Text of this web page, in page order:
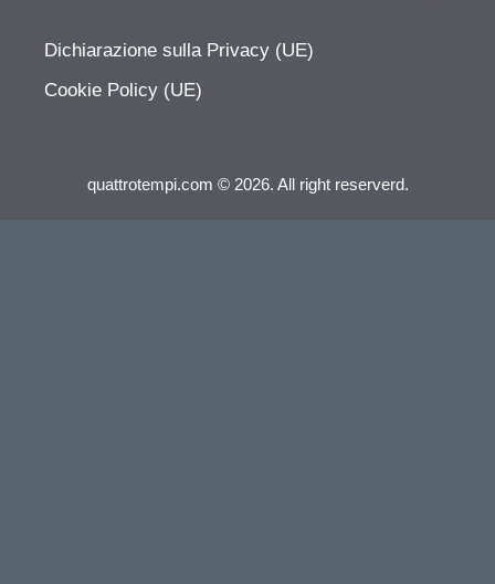
Dichiarazione sulla Privacy (UE)
Cookie Policy (UE)
quattrotempi.com © 2026. All right reserverd.